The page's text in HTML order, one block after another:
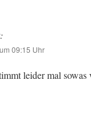
09:15 Uhr
leider mal